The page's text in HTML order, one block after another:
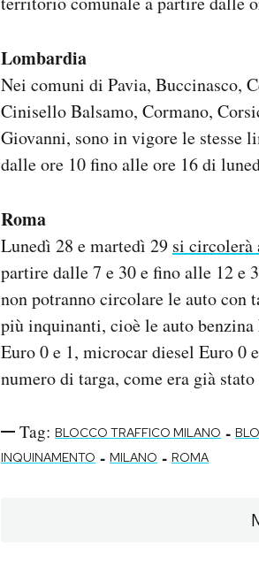
Lombardia
Nei comuni di Pavia, Buccinasco,
Cinisello Balsamo, Cormano,
Giovanni, sono in vigore le
dalle ore 10 fino alle ore 16 di
Roma
Lunedì 28 e martedì 29 si circolerà
partire dalle 7 e 30 e fino alle 12 e
non potranno circolare le auto
più inquinanti, cioè le auto
Euro 0 e 1, microcar diesel Euro 0
numero di targa, come era già
Tag: BLOCCO TRAFFICO MILANO -
INQUINAMENTO - MILANO - ROMA